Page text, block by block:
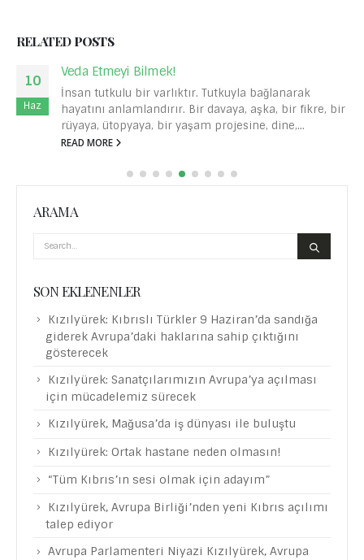
RELATEDPOSTS
10
Haz
Veda Etmeyi Bilmek!
İnsan tutkulu bir varlıktır. Tutkuyla bağlanarak
hayatını anlamlandırır. Bir davaya, aşka, bir fikre, bir
rüyaya, ütopyaya, bir yaşam projesine, dine,...
READ MORE
ARAMA
SON EKLENENLER
Kızılyürek: Kıbrıslı Türkler 9 Haziran’da sandığa
giderek Avrupa’daki haklarına sahip çıktığını
gösterecek
Kızılyürek: Sanatçılarımızın Avrupa’ya açılması
için mücadelemiz sürecek
Kızılyürek, Mağusa’da iş dünyası ile buluştu
Kızılyürek: Ortak hastane neden olmasın!
“Tüm Kıbrıs’ın sesi olmak için adayım”
Kızılyürek, Avrupa Birliği’nden yeni Kıbrıs açılımı
talep ediyor
Avrupa Parlamenteri Niyazi Kızılyürek, Avrupa